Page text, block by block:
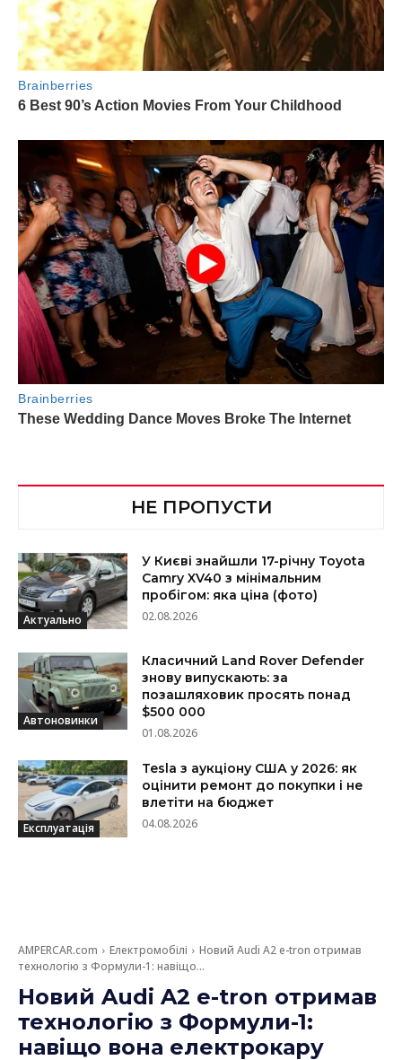
НЕ ПРОПУСТИ
Актуально
У Києві знайшли 17-річну Toyota
Camry XV40 з мінімальним
пробігом: яка ціна (фото)
02.08.2026
Автоновинки
Класичний Land Rover Defender
знову випускають: за
позашляховик просять понад
$500 000
01.08.2026
Експлуатація
Tesla з аукціону США у 2026: як
оцінити ремонт до покупки і не
влетіти на бюджет
04.08.2026